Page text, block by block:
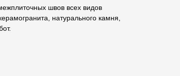
швов всех видов
натурального камня,